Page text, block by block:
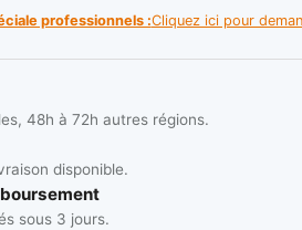
professionnels :Cliquez ici pour
48h à 72h autres régions.
disponible.
sous 3 jours.